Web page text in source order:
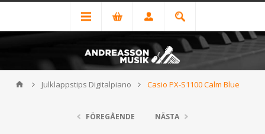
Julklappstips Digitalpiano Casio PX-S1100 Calm Blue
FÖREGÅENDE NÄSTA